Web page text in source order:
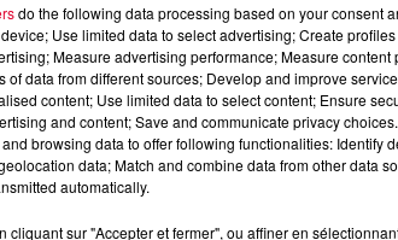
février 2026
, 📱 et sur l’Application FG (IOShttps://
do the following data processing based on your consent
Use limited data to select advertising; Create
Measure advertising performance; Measure
of data from different sources; Develop and improve
content; Use limited data to select content; Ensure
and content; Save and communicate privacy
browsing data to offer following functionalities: Identify
data; Match and combine data from other data
automatically.
cliquant sur "Accepter et fermer", ou affiner en